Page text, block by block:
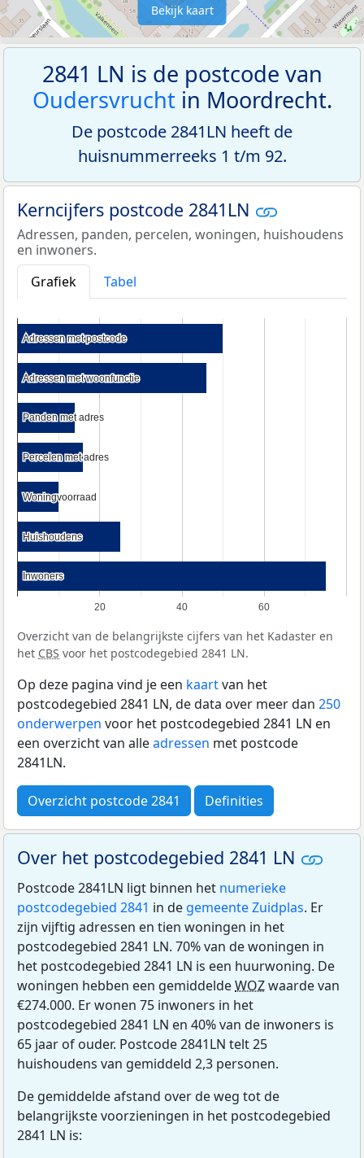
Bekijk kaart
2841 LN is de postcode van
Oudersvruchtin Moordrecht.
De postcode 2841LN heeft de
huisnummerreeks 1 t/m 92.
Kerncijfers postcode 2841LN
Adressen, panden, percelen, woningen, huishoudens
en inwoners.
Grafiek
Tabel
20 40 60
Adressen met postcode
Adressen met postcode
Adressen met woonfunctie
Adressen met woonfunctie
Panden met adres
Panden met adres
Percelen met adres
Percelen met adres
Woningvoorraad
Woningvoorraad
Huishoudens
Huishoudens
Inwoners
Inwoners
Overzicht van de belangrijkste cijfers van het Kadaster en
het CBS voor het postcodegebied 2841 LN.
Op deze pagina vind je een kaartvan het
postcodegebied 2841 LN, de data over meer dan 250
onderwerpen voor het postcodegebied 2841 LN en
een overzicht van alleadressen met postcode
2841LN.
Overzicht postcode 2841 Definities
Over het postcodegebied 2841 LN
Postcode 2841LN ligt binnen het numerieke
postcodegebied 2841 in de gemeente Zuidplas. Er
zijn vijftig adressen en tien woningen in het
postcodegebied 2841 LN. 70% van de woningen in
het postcodegebied 2841 LN is een huurwoning. De
woningen hebben een gemiddeldeWOZwaarde van
€274.000. Er wonen 75 inwoners in het
postcodegebied 2841 LN en 40% van de inwoners is
65 jaar of ouder. Postcode 2841LN telt 25
huishoudens van gemiddeld 2,3 personen.
De gemiddelde afstand over de weg tot de
belangrijkste voorzieningen in het postcodegebied
2841 LN is: